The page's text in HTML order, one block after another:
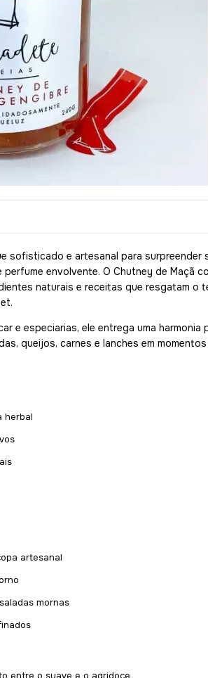
sofisticado e artesanal para surpreender
envolvente. O Chutney de Maçã
naturais e receitas que resgatam
e especiarias, ele entrega uma
queijos, carnes e lanches em momentos
herbal
artesanal
mornas
entre o suave e o agridoce